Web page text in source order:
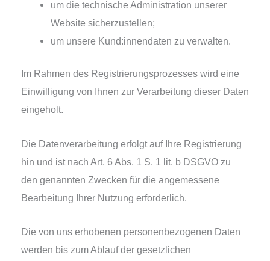
um die tech­ni­sche Administration unse­rer
Website sicherzustellen;
um unse­re Kund:innendaten zu verwalten.
Im Rahmen des Registrierungsprozesses wird eine
Einwilligung von Ihnen zur Verarbeitung die­ser Daten
eingeholt.
Die Datenverarbeitung erfolgt auf Ihre Registrierung
hin und ist nach Art. 6 Abs. 1 S. 1 lit. b DSGVO zu
den genann­ten Zwecken für die ange­mes­se­ne
Bearbeitung Ihrer Nutzung erforderlich.
Die von uns erho­be­nen per­so­nen­be­zo­ge­nen Daten
wer­den bis zum Ablauf der gesetz­li­chen